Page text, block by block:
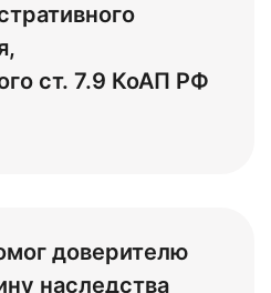
ст. 7.9 КоАП РФ
доверителю
наследства